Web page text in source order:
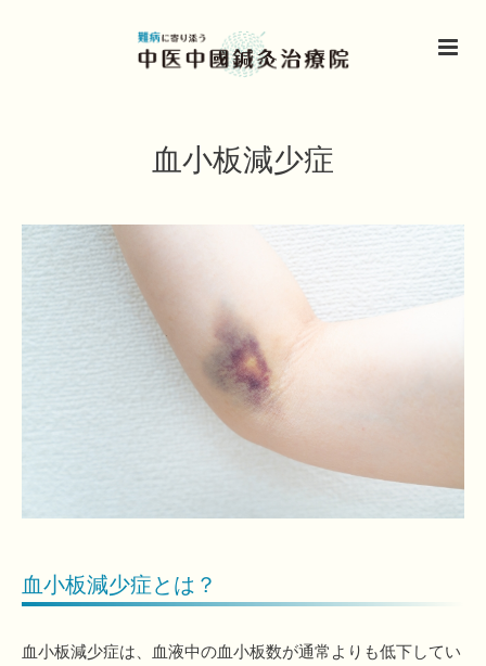
血小板減少症
血小板減少症とは？
血小板減少症は、血液中の血小板数が通常よりも低下してい